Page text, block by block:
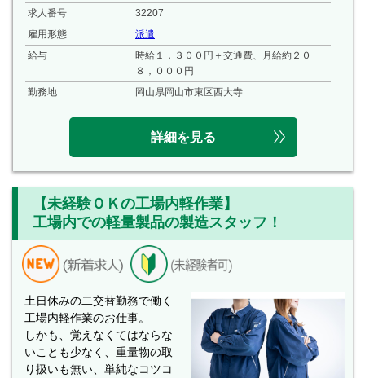
求人番号
32207
雇用形態
派遣
給与
時給１，３００円＋交通費、月給約２０
８，０００円
勤務地
岡山県岡山市東区西大寺
詳細を見る
【未経験ＯＫの工場内軽作業】
工場内での軽量製品の製造スタッフ！
土日休みの二交替勤務で働く
工場内軽作業のお仕事。
しかも、覚えなくてはならな
いことも少なく、重量物の取
り扱いも無い、単純なコツコ